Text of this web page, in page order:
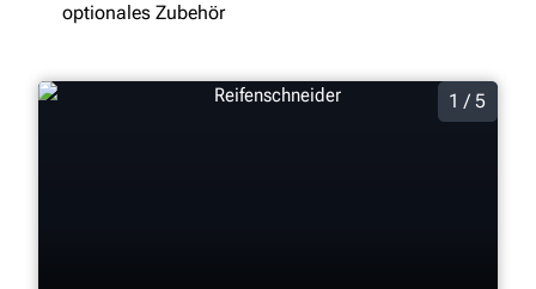
optionales Zubehör
1 / 5